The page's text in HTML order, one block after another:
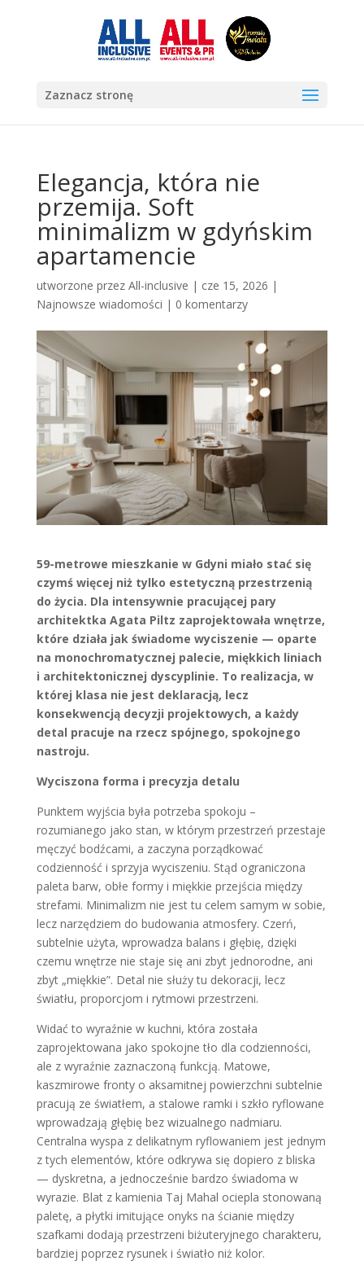
Zaznacz stronę
Elegancja, która nie
przemija. Soft
minimalizm w gdyńskim
apartamencie
utworzone przez All-inclusive | cze 15, 2026 |
Najnowsze wiadomości | 0 komentarzy
59-metrowe mieszkanie w Gdyni miało stać się
czymś więcej niż tylko estetyczną przestrzenią
do życia. Dla intensywnie pracującej pary
architektka Agata Piltz zaprojektowała wnętrze,
które działa jak świadome wyciszenie — oparte
na monochromatycznej palecie, miękkich liniach
i architektonicznej dyscyplinie. To realizacja, w
której klasa nie jest deklaracją, lecz
konsekwencją decyzji projektowych, a każdy
detal pracuje na rzecz spójnego, spokojnego
nastroju.
Wyciszona forma i precyzja detalu
Punktem wyjścia była potrzeba spokoju –
rozumianego jako stan, w którym przestrzeń przestaje
męczyć bodźcami, a zaczyna porządkować
codzienność i sprzyja wyciszeniu. Stąd ograniczona
paleta barw, obłe formy i miękkie przejścia między
strefami. Minimalizm nie jest tu celem samym w sobie,
lecz narzędziem do budowania atmosfery. Czerń,
subtelnie użyta, wprowadza balans i głębię, dzięki
czemu wnętrze nie staje się ani zbyt jednorodne, ani
zbyt „miękkie”. Detal nie służy tu dekoracji, lecz
światłu, proporcjom i rytmowi przestrzeni.
Widać to wyraźnie w kuchni, która została
zaprojektowana jako spokojne tło dla codzienności,
ale z wyraźnie zaznaczoną funkcją. Matowe,
kaszmirowe fronty o aksamitnej powierzchni subtelnie
pracują ze światłem, a stalowe ramki i szkło ryflowane
wprowadzają głębię bez wizualnego nadmiaru.
Centralna wyspa z delikatnym ryflowaniem jest jednym
z tych elementów, które odkrywa się dopiero z bliska
— dyskretna, a jednocześnie bardzo świadoma w
wyrazie. Blat z kamienia Taj Mahal ociepla stonowaną
paletę, a płytki imitujące onyks na ścianie między
szafkami dodają przestrzeni biżuteryjnego charakteru,
bardziej poprzez rysunek i światło niż kolor.